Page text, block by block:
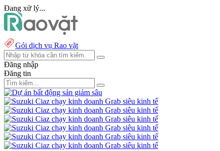
Đang xử lý...
Gói dịch vụ Rao vặt
Đăng nhập
Đăng tin